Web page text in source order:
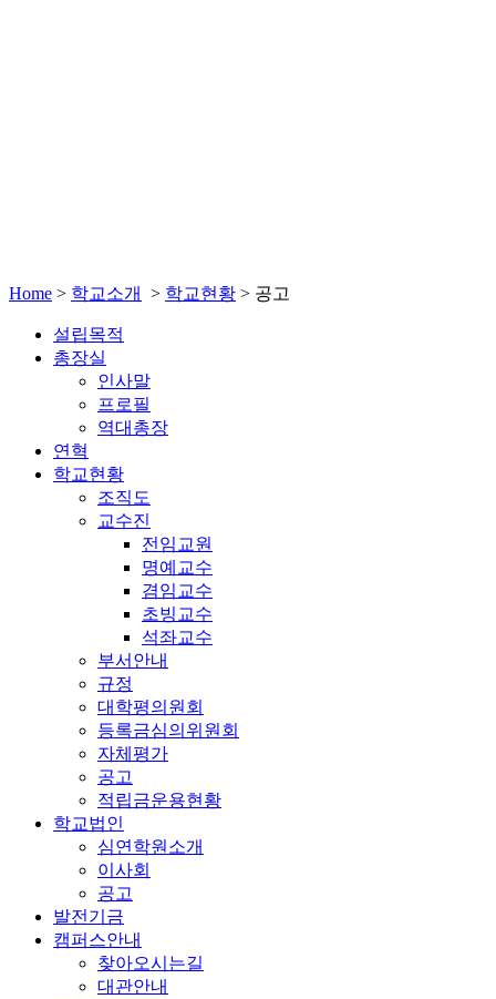
Home > 학교소개 > 학교현황 > 공고
설립목적
총장실
인사말
프로필
역대총장
연혁
학교현황
조직도
교수진
전임교원
명예교수
겸임교수
초빙교수
석좌교수
부서안내
규정
대학평의원회
등록금심의위원회
자체평가
공고
적립금운용현황
학교법인
심연학원소개
이사회
공고
발전기금
캠퍼스안내
찾아오시는길
대관안내